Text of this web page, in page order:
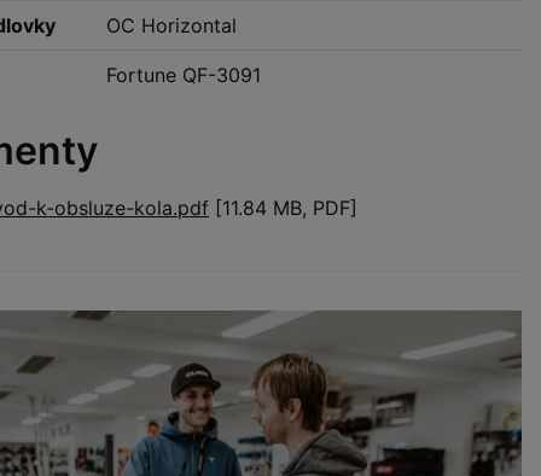
OC Horizontal
Fortune QF-3091
k-obsluze-kola.pdf [11.84 MB, PDF]